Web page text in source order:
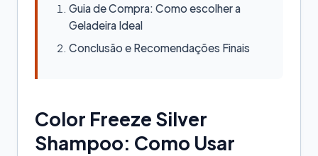
Guia de Compra: Como escolher a
Geladeira Ideal
Conclusão e Recomendações Finais
Color Freeze Silver
Shampoo: Como Usar